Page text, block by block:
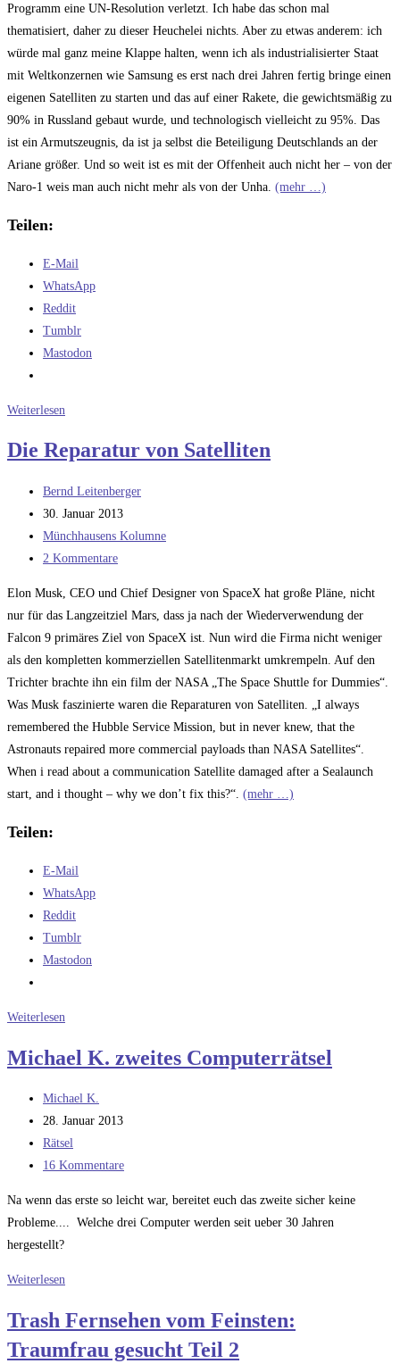
Programm eine UN-Resolution verletzt. Ich habe das schon mal
thematisiert, daher zu dieser Heuchelei nichts. Aber zu etwas anderem: ich
würde mal ganz meine Klappe halten, wenn ich als industrialisierter Staat
mit Weltkonzernen wie Samsung es erst nach drei Jahren fertig bringe einen
eigenen Satelliten zu starten und das auf einer Rakete, die gewichtsmäßig zu
90% in Russland gebaut wurde, und technologisch vielleicht zu 95%. Das
ist ein Armutszeugnis, da ist ja selbst die Beteiligung Deutschlands an der
Ariane größer. Und so weit ist es mit der Offenheit auch nicht her – von der
Naro-1 weis man auch nicht mehr als von der Unha. (mehr …)
Teilen:
E-Mail
WhatsApp
Reddit
Tumblr
Mastodon
Weiterlesen
zum
Platz
Die Reparatur von Satelliten
Beitrags-
Autor:
Bernd Leitenberger
Beitrag
veröffentlicht:
30. Januar 2013
Beitrags-
Kategorie:
Münchhausens Kolumne
Beitrags-
2 Kommentare
Elon Musk, CEO und Chief Designer von SpaceX hat große Pläne, nicht
nur für das Langzeitziel Mars, dass ja nach der Wiederverwendung der
Falcon 9 primäres Ziel von SpaceX ist. Nun wird die Firma nicht weniger
als den kompletten kommerziellen Satellitenmarkt umkrempeln. Auf den
Trichter brachte ihn ein film der NASA „The Space Shuttle for Dummies“.
Was Musk faszinierte waren die Reparaturen von Satelliten. „I always
remembered the Hubble Service Mission, but in never knew, that the
Astronauts repaired more commercial payloads than NASA Satellites“.
When i read about a communication Satellite damaged after a Sealaunch
start, and i thought – why we don’t fix this?“. (mehr …)
Teilen:
E-Mail
WhatsApp
Reddit
Tumblr
Mastodon
Weiterlesen
von
Michael K. zweites Computerrätsel
Beitrags-
Autor:
Michael K.
Beitrag
veröffentlicht:
28. Januar 2013
Beitrags-
Kategorie:
Rätsel
Beitrags-
16 Kommentare
Na wenn das erste so leicht war, bereitet euch das zweite sicher keine
Probleme.... Welche drei Computer werden seit ueber 30 Jahren
hergestellt?
Weiterlesen
zweites
Computerrätsel
Trash Fernsehen vom Feinsten:
Traumfrau gesucht Teil 2